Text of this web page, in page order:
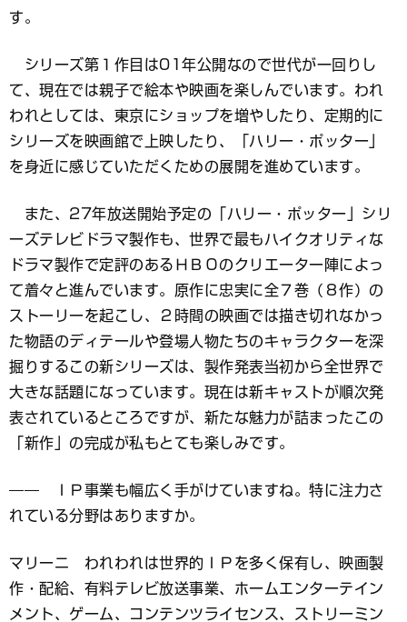
す。
シリーズ第１作目は01年公開なので世代が一回りし
て、現在では親子で絵本や映画を楽しんでいます。われ
われとしては、東京にショップを増やしたり、定期的に
シリーズを映画館で上映したり、「ハリー・ポッター」
を身近に感じていただくための展開を進めています。
また、27年放送開始予定の「ハリー・ポッター」シリ
ーズテレビドラマ製作も、世界で最もハイクオリティな
ドラマ製作で定評のあるＨＢＯのクリエーター陣によっ
て着々と進んでいます。原作に忠実に全７巻（８作）の
ストーリーを起こし、２時間の映画では描き切れなかっ
た物語のディテールや登場人物たちのキャラクターを深
掘りするこの新シリーズは、製作発表当初から全世界で
大きな話題になっています。現在は新キャストが順次発
表されているところですが、新たな魅力が詰まったこの
「新作」の完成が私もとても楽しみです。
―― ＩＰ事業も幅広く手がけていますね。特に注力さ
れている分野はありますか。
マリーニ われわれは世界的ＩＰを多く保有し、映画製
作・配給、有料テレビ放送事業、ホームエンターテイン
メント、ゲーム、コンテンツライセンス、ストリーミン